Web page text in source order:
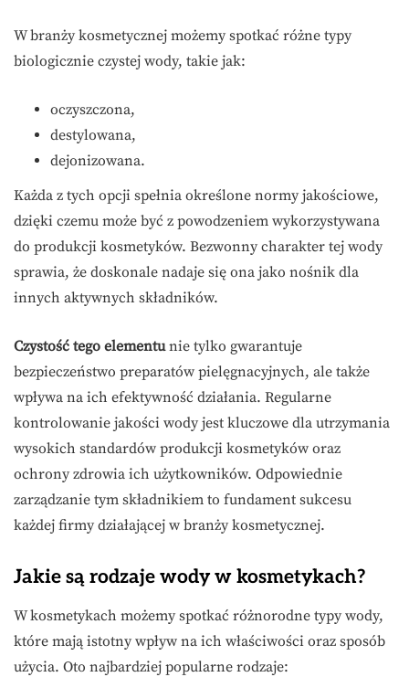
W branży kosmetycznej możemy spotkać różne typy
biologicznie czystej wody, takie jak:
oczyszczona,
destylowana,
dejonizowana.
Każda z tych opcji spełnia określone normy jakościowe,
dzięki czemu może być z powodzeniem wykorzystywana
do produkcji kosmetyków. Bezwonny charakter tej wody
sprawia, że doskonale nadaje się ona jako nośnik dla
innych aktywnych składników.
Czystość tego elementunie tylko gwarantuje
bezpieczeństwo preparatów pielęgnacyjnych, ale także
wpływa na ich efektywność działania. Regularne
kontrolowanie jakości wody jest kluczowe dla utrzymania
wysokich standardów produkcji kosmetyków oraz
ochrony zdrowia ich użytkowników. Odpowiednie
zarządzanie tym składnikiem to fundament sukcesu
każdej firmy działającej w branży kosmetycznej.
Jakie są rodzaje wody w kosmetykach?
W kosmetykach możemy spotkać różnorodne typy wody,
które mają istotny wpływ na ich właściwości oraz sposób
użycia. Oto najbardziej popularne rodzaje: